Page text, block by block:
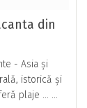
din
- Asia și
istorică și
plaje … ...